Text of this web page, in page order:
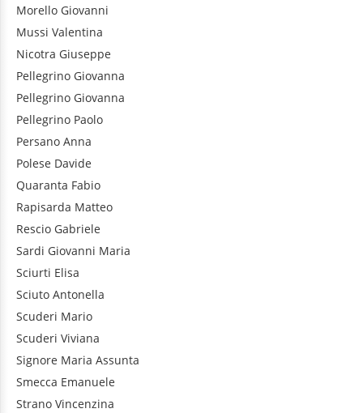
Morello Giovanni
Mussi Valentina
Nicotra Giuseppe
Pellegrino Giovanna
Pellegrino Giovanna
Pellegrino Paolo
Persano Anna
Polese Davide
Quaranta Fabio
Rapisarda Matteo
Rescio Gabriele
Sardi Giovanni Maria
Sciurti Elisa
Sciuto Antonella
Scuderi Mario
Scuderi Viviana
Signore Maria Assunta
Smecca Emanuele
Strano Vincenzina